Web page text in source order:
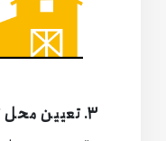
۳. تعیین محل تحویل و مقصد به‌صورت دقیق ــــ